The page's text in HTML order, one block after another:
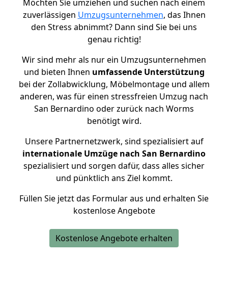
Möchten Sie umziehen und suchen nach einem
zuverlässigen Umzugsunternehmen, das Ihnen
den Stress abnimmt? Dann sind Sie bei uns
genau richtig!
Wir sind mehr als nur ein Umzugsunternehmen
und bieten Ihnen umfassende Unterstützung
bei der Zollabwicklung, Möbelmontage und allem
anderen, was für einen stressfreien Umzug nach
San Bernardino oder zurück nach Worms
benötigt wird.
Unsere Partnernetzwerk, sind spezialisiert auf
internationale Umzüge nach San Bernardino
spezialisiert und sorgen dafür, dass alles sicher
und pünktlich ans Ziel kommt.
Füllen Sie jetzt das Formular aus und erhalten Sie
kostenlose Angebote
Kostenlose Angebote erhalten